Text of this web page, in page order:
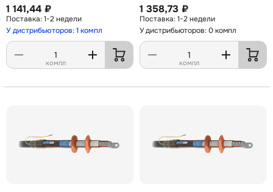
1 141,44 ₽
1-2 недели
У дистрибьюторов: 1 компл
компл
1 358,73 ₽
1-2 недели
У дистрибьюторов: 0 компл
компл